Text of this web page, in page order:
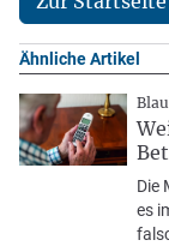
Ähnliche Artikel
Die
es